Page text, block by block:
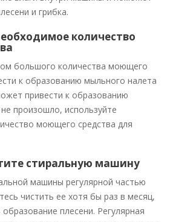
и грибка.
количество
большого количества моющего
к образованию мыльного налета
привести к образованию
произошло, используйте
моющего средства для
стиральную машину
машины регулярной частью
чистить ее хотя бы раз в месяц,
плесени. Регулярная